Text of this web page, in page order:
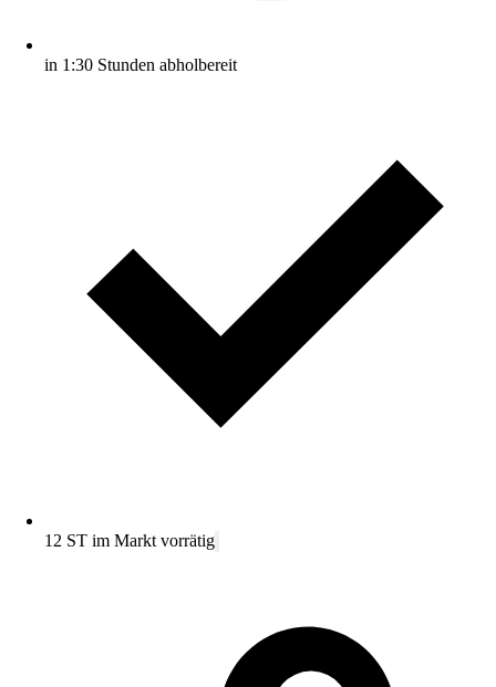
in 1:30 Stunden abholbereit
12 ST im Markt vorrätig